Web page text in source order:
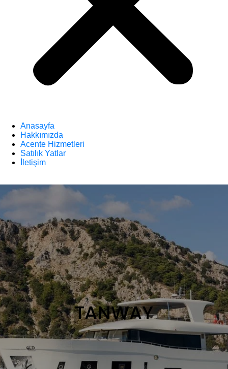
Anasayfa
Hakkımızda
Acente Hizmetleri
Satılık Yatlar
İletişim
TANWAY